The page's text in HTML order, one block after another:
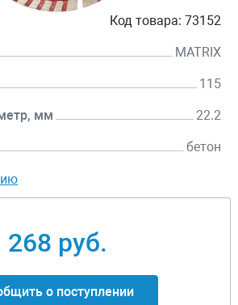
Код товара: 73152
MATRIX
115
мм 22.2
бетон
268 руб.
о поступлении